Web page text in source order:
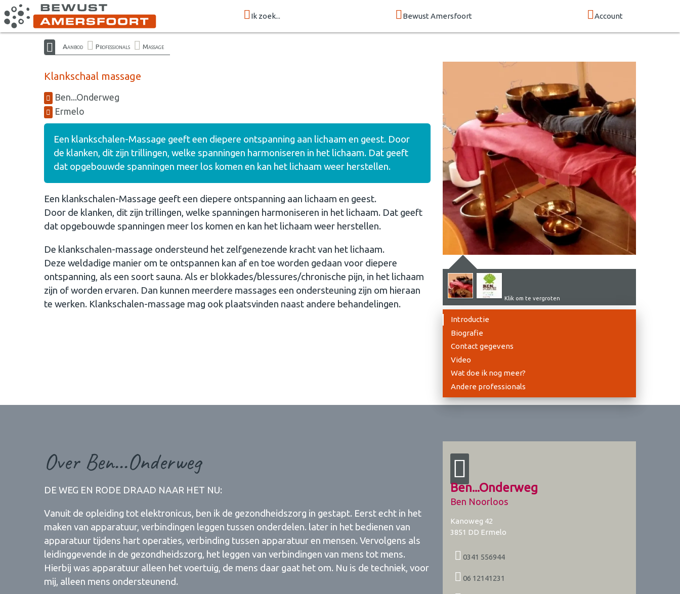
Ik zoek... Bewust Amersfoort Account
Aanbod Professionals Massage
Klankschaal massage
Ben...Onderweg
Ermelo
Een klankschalen-Massage geeft een diepere ontspanning aan lichaam en geest. Door
de klanken, dit zijn trillingen, welke spanningen harmoniseren in het lichaam. Dat geeft
dat opgebouwde spanningen meer los komen en kan het lichaam weer herstellen.
Een klankschalen-Massage geeft een diepere ontspanning aan lichaam en geest.
Door de klanken, dit zijn trillingen, welke spanningen harmoniseren in het lichaam. Dat geeft
dat opgebouwde spanningen meer los komen en kan het lichaam weer herstellen.
De klankschalen-massage ondersteund het zelfgenezende kracht van het lichaam.
Deze weldadige manier om te ontspannen kan af en toe worden gedaan voor diepere
ontspanning, als een soort sauna. Als er blokkades/blessures/chronische pijn, in het lichaam
zijn of worden ervaren. Dan kunnen meerdere massages een ondersteuning zijn om hieraan
te werken. Klankschalen-massage mag ook plaatsvinden naast andere behandelingen.
Klik om te vergroten
Introductie
Biografie
Contact gegevens
Video
Wat doe ik nog meer?
Andere professionals
Over Ben...Onderweg
DE WEG EN RODE DRAAD NAAR HET NU:
Vanuit de opleiding tot elektronicus, ben ik de gezondheidszorg in gestapt. Eerst echt in het
maken van apparatuur, verbindingen leggen tussen onderdelen. later in het bedienen van
apparatuur tijdens hart operaties, verbinding tussen apparatuur en mensen. Vervolgens als
leidinggevende in de gezondheidszorg, het leggen van verbindingen van mens tot mens.
Hierbij was apparatuur alleen het voertuig, de mens daar gaat het om. Nu is de techniek, voor
mij, alleen mens ondersteunend.
Ben...Onderweg
Ben Noorloos
Kanoweg 42
3851 DD Ermelo
0341 556944
06 12141231